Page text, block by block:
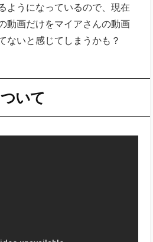
ようになっているので、現在
動画だけをマイアさんの動画
ないと感じてしまうかも？
いて